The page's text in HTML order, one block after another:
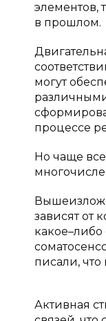
элементов,
в прошлом.
могут
процессе
Но чаще
зависят от
писали,
Активная